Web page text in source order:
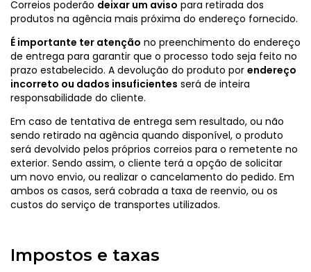
Correios poderão deixar um aviso para retirada dos
produtos na agência mais próxima do endereço fornecido.
É importante ter atenção no preenchimento do endereço
de entrega para garantir que o processo todo seja feito no
prazo estabelecido. A devolução do produto por endereço
incorreto ou dados insuficientes será de inteira
responsabilidade do cliente.
Em caso de tentativa de entrega sem resultado, ou não
sendo retirado na agência quando disponível, o produto
será devolvido pelos próprios correios para o remetente no
exterior. Sendo assim, o cliente terá a opção de solicitar
um novo envio, ou realizar o cancelamento do pedido. Em
ambos os casos, será cobrada a taxa de reenvio, ou os
custos do serviço de transportes utilizados.
Impostos e taxas